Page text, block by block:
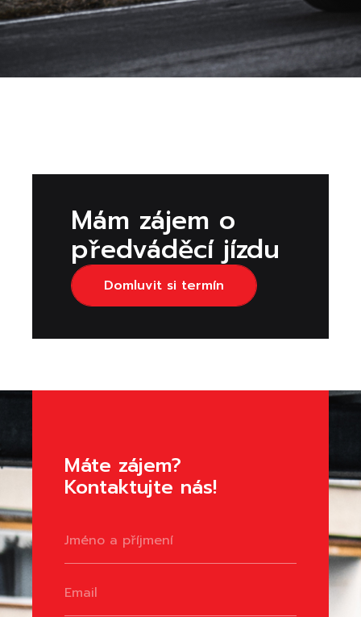
Mám zájem o
předváděcí jízdu
Domluvit si termín
Máte zájem?
Kontaktujte nás!